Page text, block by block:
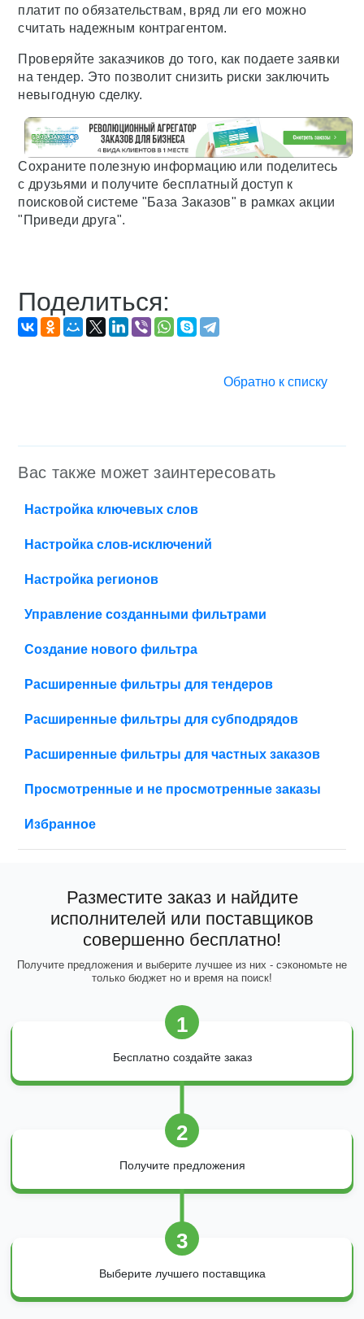
платит по обязательствам, вряд ли его можно
считать надежным контрагентом.
Проверяйте заказчиков до того, как подаете заявки
на тендер. Это позволит снизить риски заключить
невыгодную сделку.
Сохраните полезную информацию или поделитесь
с друзьями и получите бесплатный доступ к
поисковой системе "База Заказов" в рамках акции
"Приведи друга".
Поделиться:
Обратно к списку
Вас также может заинтересовать
Настройка ключевых слов
Настройка слов-исключений
Настройка регионов
Управление созданными фильтрами
Создание нового фильтра
Расширенные фильтры для тендеров
Расширенные фильтры для субподрядов
Расширенные фильтры для частных заказов
Просмотренные и не просмотренные заказы
Избранное
Разместите заказ и найдите
исполнителей или поставщиков
совершенно бесплатно!
Получите предложения и выберите лучшее из них - сэкономьте не
только бюджет но и время на поиск!
1
Бесплатно создайте заказ
2
Получите предложения
3
Выберите лучшего поставщика